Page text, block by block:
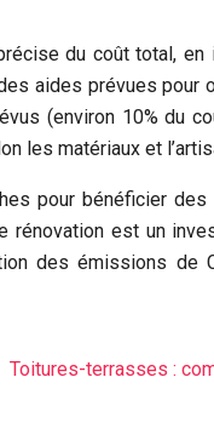
du coût total, en
aides prévues pour
(environ 10% du
les matériaux et
pour bénéficier
rénovation est un
des émissions de
Toitures-terrasses :